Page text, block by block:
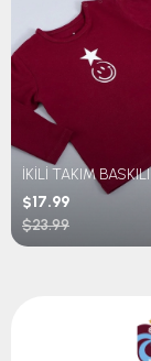
İKİLİ TAKIM BASKILI
$17.99
$23.99